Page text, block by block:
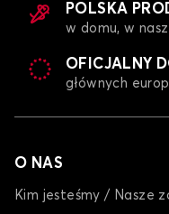
POLSKA
w domu, w
OFICJALNY
głównych
O NAS
Kim jesteśmy / Nasze